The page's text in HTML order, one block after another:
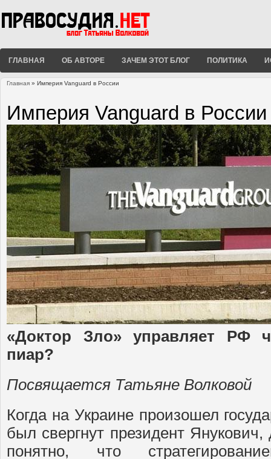
ГЛАВНАЯ ОБ АВТОРЕ ЗАЧЕМ ЭТОТ БЛОГ ПОЛИТИКА
Главная » Империя Vanguard в России
Империя Vanguard в России
«Доктор Зло» управляет РФ
пиар?
Посвящается Татьяне Волковой
Когда на Украине произошел
был свергнут президент
понятно, что